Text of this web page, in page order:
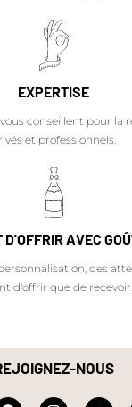
EXPERTISE
conseillent pour la
et professionnels.
D'OFFRIR AVEC
des
d'offrir que de recevoir.
NOUS